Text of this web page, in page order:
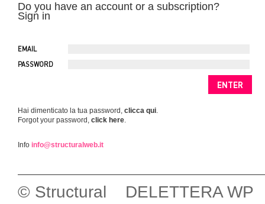
Do you have an account or a subscription?
Sign in
EMAIL
PASSWORD
Hai dimenticato la tua password, clicca qui.
Forgot your password, click here.
Info info@structuralweb.it
© Structural DELETTERA WP